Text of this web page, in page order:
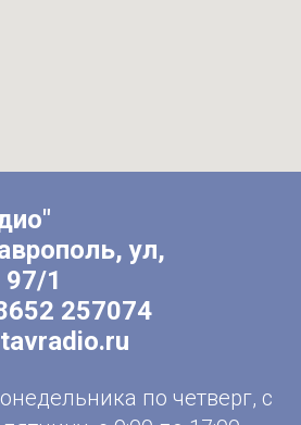
ул,
1
257074
по четверг, с